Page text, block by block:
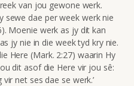
van jou gewone werk.
sewe dae per week werk nie
Moenie werk as jy dit kan
jy nie in die week tyd kry nie.
Here (Mark. 2:27) waarin Hy
dit asof die Here vir jou sê:
net ses dae se werk.’